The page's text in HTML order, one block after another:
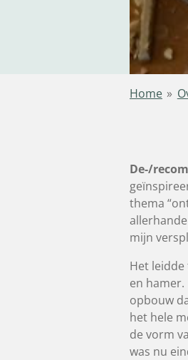
Home »
De-/
thema
mijn
Het
en
opbouw
het hele
de vorm
was nu